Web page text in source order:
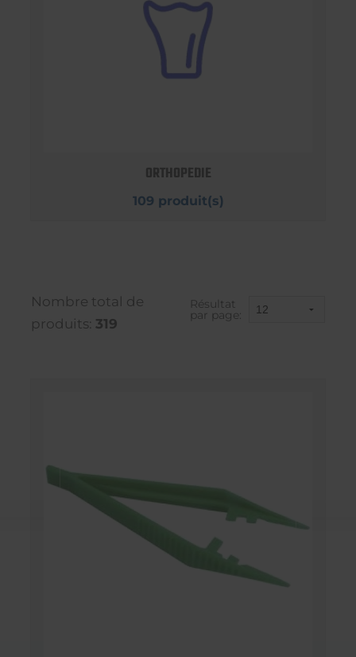
ORTHOPEDIE
109 produit(s)
Nombre total de
produits: 319
Résultat
par page: